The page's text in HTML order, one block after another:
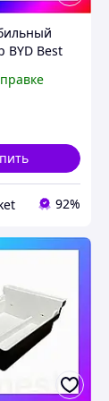
BYD Best
для
для
92%